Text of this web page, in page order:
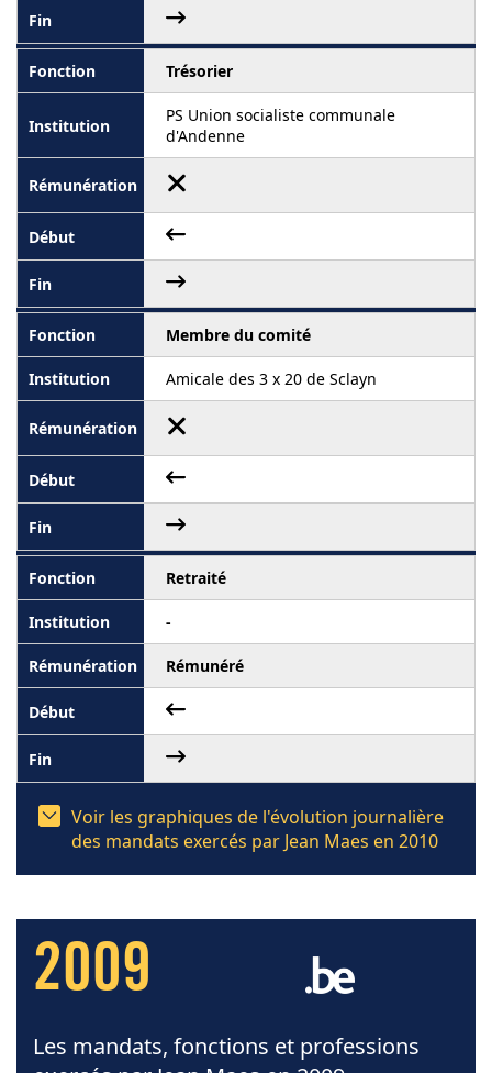
Trésorier
PS Union socialiste communale
d'Andenne
Membre du comité
Amicale des 3 x 20 de Sclayn
Retraité
-
Rémunéré
Voir les graphiques de l'évolution journalière
des mandats exercés par Jean Maes en 2010
2009
Les mandats, fonctions et professions